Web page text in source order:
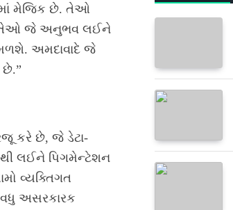
મેજિક છે. તેઓ
તેઓ જે અનુભવ લઈને
અમદાવાદે જે
કરે છે, જે ડેટા-
લઈને પિગમેન્ટેશન
વ્યક્તિગત
વધુ અસરકારક